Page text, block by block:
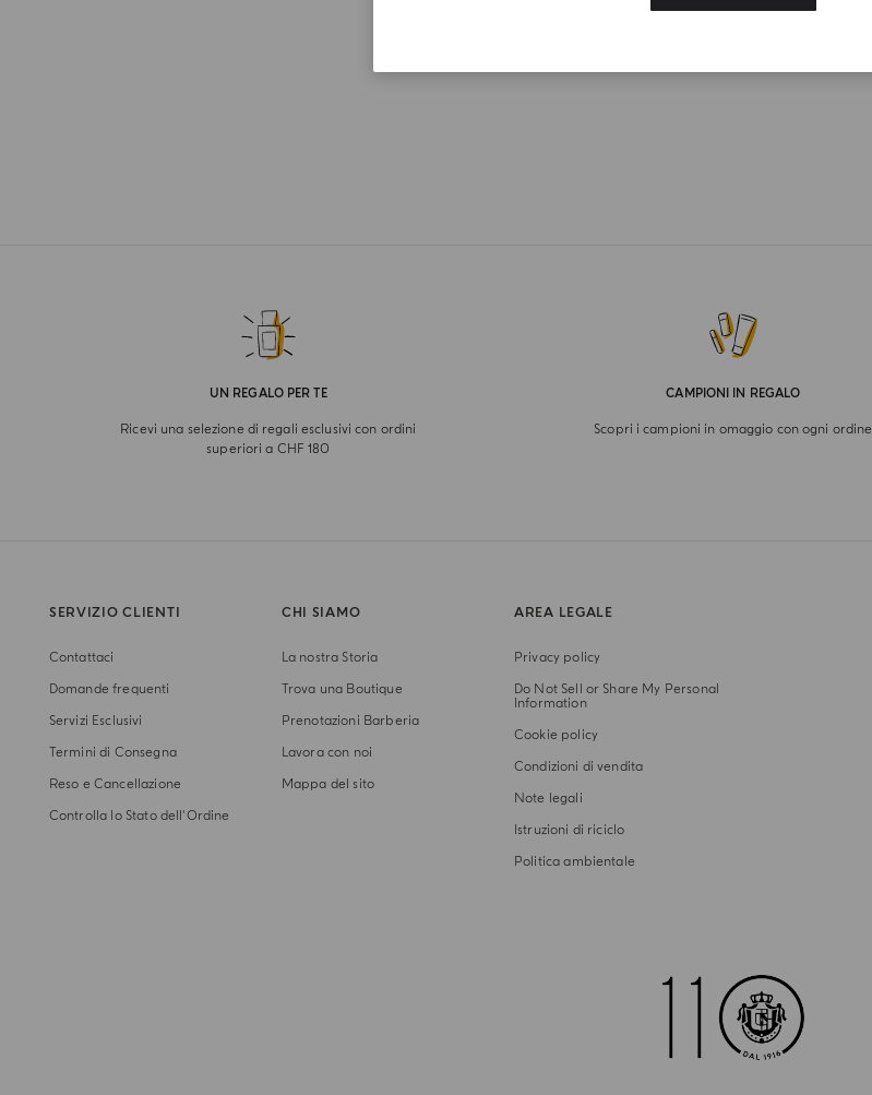
UN REGALO PER TE
Ricevi una selezione di regali esclusivi con ordini
superiori a CHF 180
CAMPIONI IN REGALO
Scopri i campioni in omaggio con ogni ordine
SERVIZIO CLIENTI
Contattaci
Domande frequenti
Servizi Esclusivi
Termini di Consegna
Reso e Cancellazione
Controlla lo Stato dell'Ordine
CHI SIAMO
La nostra Storia
Trova una Boutique
Prenotazioni Barberia
Lavora con noi
Mappa del sito
AREA LEGALE
Privacy policy
Do Not Sell or Share My Personal
Information
Cookie policy
Condizioni di vendita
Note legali
Istruzioni di riciclo
Politica ambientale